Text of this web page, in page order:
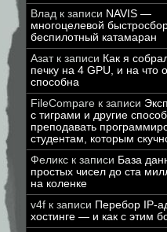
Влад к записи NAVIS —
многоцелевой
беспилотный катамаран
Азатк записи Как я
печку на 4 GPU, и на что
способна
FileCompare к записи
с тиграми и другие
преподавать
студентам, которым
Феликс к записи База
простых чисел до ста
на коленке
v4f к записи Перебор IP-
хостинге — и как с этим